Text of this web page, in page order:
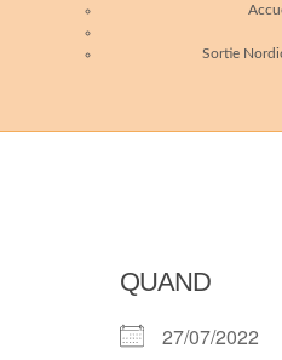
Sortie
QUAND
27/07/2022